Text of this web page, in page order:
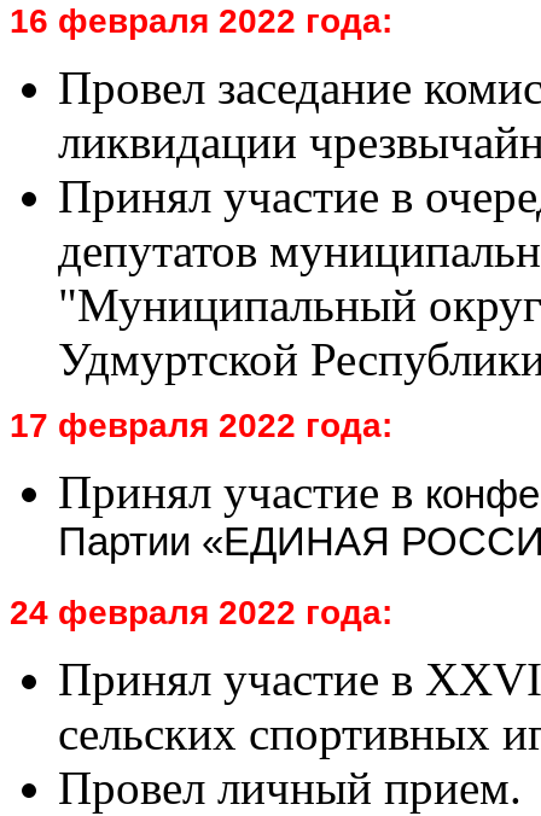
16 февраля 2022 года:
Провел заседание
ликвидации
Принял участие в
депутатов
"Муниципальный
Удмуртской
17 февраля 2022 года:
Принял участие в
Партии «ЕДИНАЯ
24 февраля 2022 года:
Принял участие в
сельских спортивных
Провел личный прием.